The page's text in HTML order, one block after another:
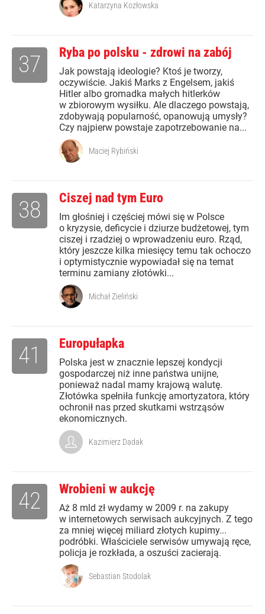
Katarzyna Kozłowska
Ryba po polsku - zdrowi na zabój
Jak powstają ideologie? Ktoś je tworzy,
oczywiście. Jakiś Marks z Engelsem, jakiś
Hitler albo gromadka małych hitlerków
w zbiorowym wysiłku. Ale dlaczego powstają,
zdobywają popularność, opanowują umysły?
Czy najpierw powstaje zapotrzebowanie na...
37
Maciej Rybiński
Ciszej nad tym Euro
Im głośniej i częściej mówi się w Polsce
o kryzysie, deficycie i dziurze budżetowej, tym
ciszej i rzadziej o wprowadzeniu euro. Rząd,
który jeszcze kilka miesięcy temu tak ochoczo
i optymistycznie wypowiadał się na temat
terminu zamiany złotówki...
38
Michał Zieliński
Europułapka
Polska jest w znacznie lepszej kondycji
gospodarczej niż inne państwa unijne,
ponieważ nadal mamy krajową walutę.
Złotówka spełniła funkcję amortyzatora, który
ochronił nas przed skutkami wstrząsów
ekonomicznych.
41
Kazimierz Dadak
Wrobieni w aukcję
Aż 8 mld zł wydamy w 2009 r. na zakupy
w internetowych serwisach aukcyjnych. Z tego
za mniej więcej miliard złotych kupimy...
podróbki. Właściciele serwisów umywają ręce,
policja je rozkłada, a oszuści zacierają.
42
Sebastian Stodolak